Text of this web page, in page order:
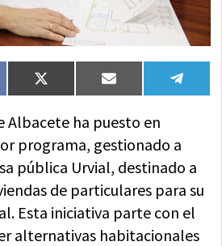
Compartir
en
X
(Twitter)
Compartir
en
Email
en
Albacete ha puesto en
programa, gestionado a
pública Urvial, destinado a
de particulares para su
Esta iniciativa parte con el
alternativas habitacionales